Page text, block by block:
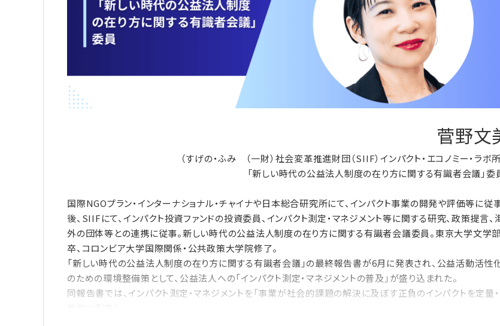
菅野文
（すげの・ふみ （一財）社会変革推進財団（SIIF）インパクト・エコノミー・ラボ
「新しい時代の公益法人制度の在り方に関する有識者会議」委
国際NGOプラン・インターナショナル・チャイナや日本総合研究所にて、インパクト事業の開発や評価等に従
後、SIIFにて、インパクト投資ファンドの投資委員、インパクト測定・マネジメント等に関する研究、政策提言、
外の団体等との連携に従事。新しい時代の公益法人制度の在り方に関する有識者会議委員。東京大学文学部
卒、コロンビア大学国際関係・公共政策大学院修了。
「新しい時代の公益法人制度の在り方に関する有識者会議」の最終報告書が6月に発表され、公益活動活性
のための環境整備策として、公益法人への「インパクト測定・マネジメントの普及」が盛り込まれた。
同報告書では、インパクト測定・マネジメントを「事業が社会的課題の解決に及ぼす正負のインパクトを定量